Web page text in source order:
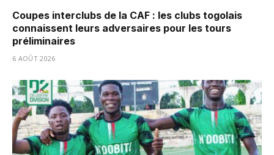
Coupes interclubs de la CAF : les clubs togolais
connaissent leurs adversaires pour les tours
préliminaires
6 AOÛT 2026